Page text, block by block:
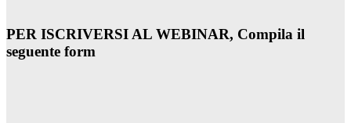
PER ISCRIVERSI AL WEBINAR, Compila il
seguente form